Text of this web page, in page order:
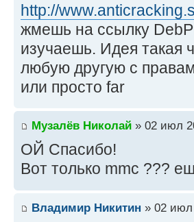
http://
жмешь на ссылку
изучаешь. Идея такая
любую другую с
или просто far
Музалёв Николай » 02 июл
ОЙ Спасибо!
Вот только mmc ???
Владимир Никитин » 02 июл